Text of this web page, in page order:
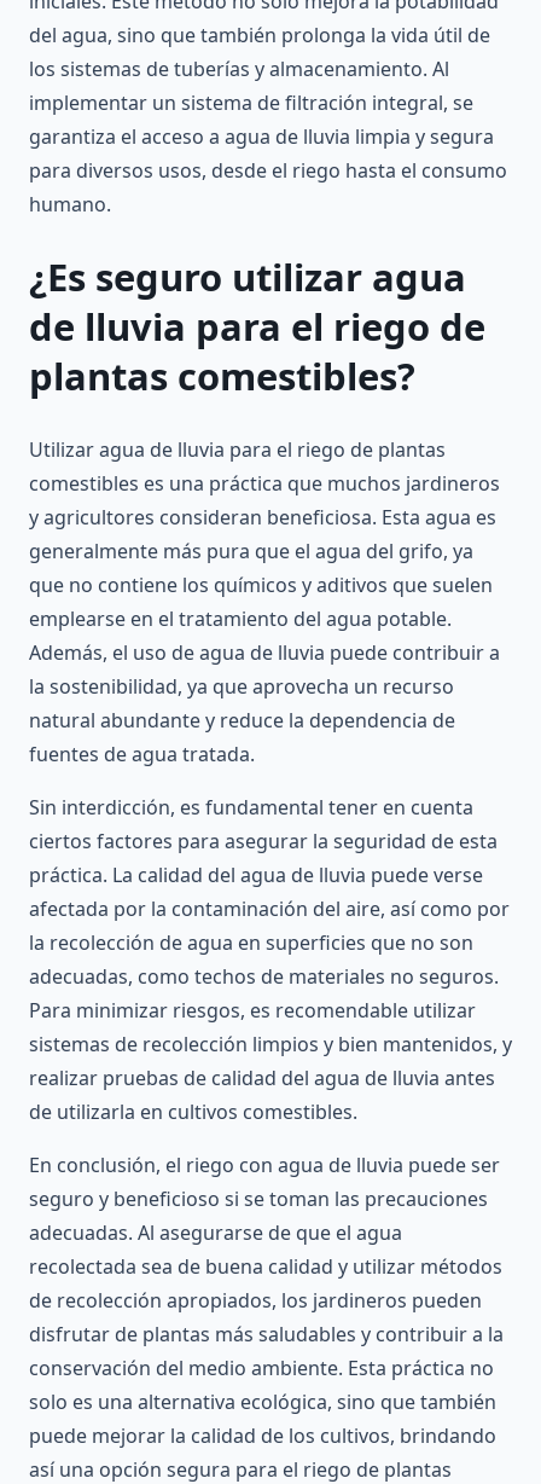
del agua, sino que también prolonga la vida útil de
los sistemas de tuberías y almacenamiento. Al
implementar un sistema de filtración integral, se
garantiza el acceso a agua de lluvia limpia y segura
para diversos usos, desde el riego hasta el consumo
humano.
¿Es seguro utilizar agua
de lluvia para el riego de
plantas comestibles?
Utilizar agua de lluvia para el riego de plantas
comestibles es una práctica que muchos jardineros
y agricultores consideran beneficiosa. Esta agua es
generalmente más pura que el agua del grifo, ya
que no contiene los químicos y aditivos que suelen
emplearse en el tratamiento del agua potable.
Además, el uso de agua de lluvia puede contribuir a
la sostenibilidad, ya que aprovecha un recurso
natural abundante y reduce la dependencia de
fuentes de agua tratada.
Sin interdicción, es fundamental tener en cuenta
ciertos factores para asegurar la seguridad de esta
práctica. La calidad del agua de lluvia puede verse
afectada por la contaminación del aire, así como por
la recolección de agua en superficies que no son
adecuadas, como techos de materiales no seguros.
Para minimizar riesgos, es recomendable utilizar
sistemas de recolección limpios y bien mantenidos, y
realizar pruebas de calidad del agua de lluvia antes
de utilizarla en cultivos comestibles.
En conclusión, el riego con agua de lluvia puede ser
seguro y beneficioso si se toman las precauciones
adecuadas. Al asegurarse de que el agua
recolectada sea de buena calidad y utilizar métodos
de recolección apropiados, los jardineros pueden
disfrutar de plantas más saludables y contribuir a la
conservación del medio ambiente. Esta práctica no
solo es una alternativa ecológica, sino que también
puede mejorar la calidad de los cultivos, brindando
así una opción segura para el riego de plantas